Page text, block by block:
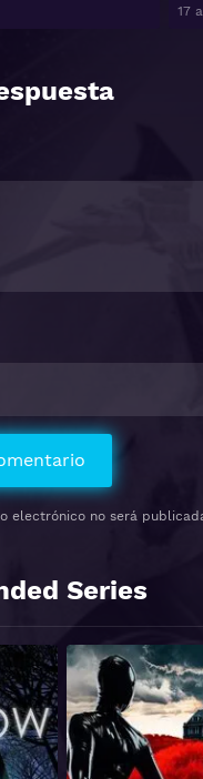
17
electrónico no será
Series